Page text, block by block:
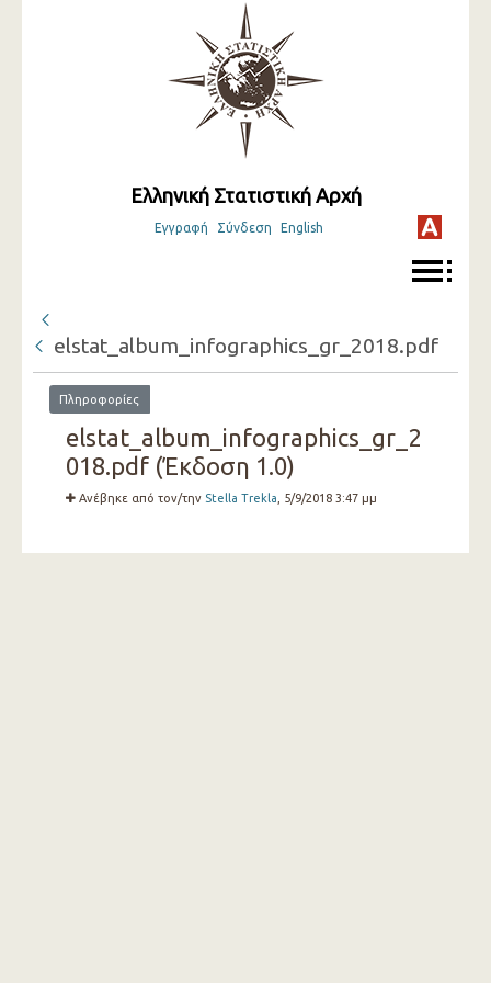
Ελληνική Στατιστική Αρχή
Εγγραφή Σύνδεση English
elstat_album_infographics_gr_2018.pdf
Πληροφορίες
elstat_album_infographics_gr_2
018.pdf (Έκδοση 1.0)
Ανέβηκε από τον/την Stella Trekla , 5/9/2018 3:47 μμ